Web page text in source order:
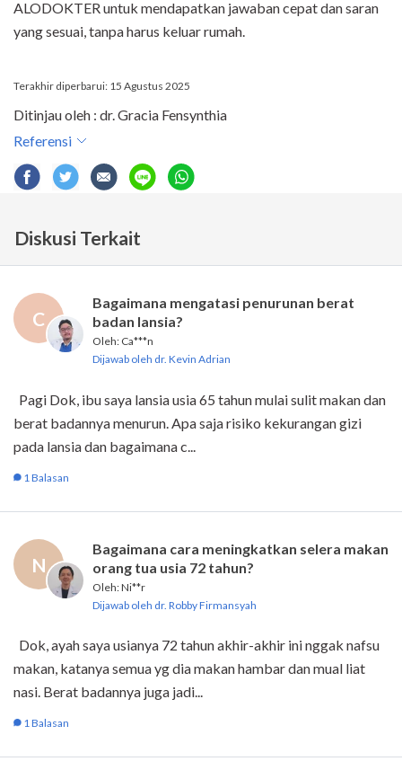
ALODOKTER untuk mendapatkan jawaban cepat dan saran
yang sesuai, tanpa harus keluar rumah.
Terakhir diperbarui: 15 Agustus 2025